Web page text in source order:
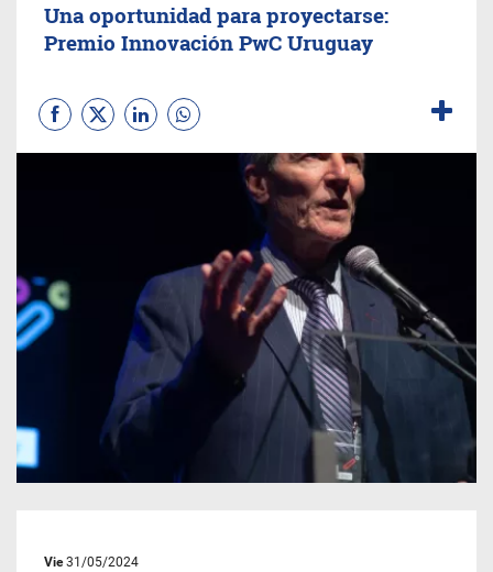
Una oportunidad para proyectarse:
Premio Innovación PwC Uruguay
Vie31/05/2024